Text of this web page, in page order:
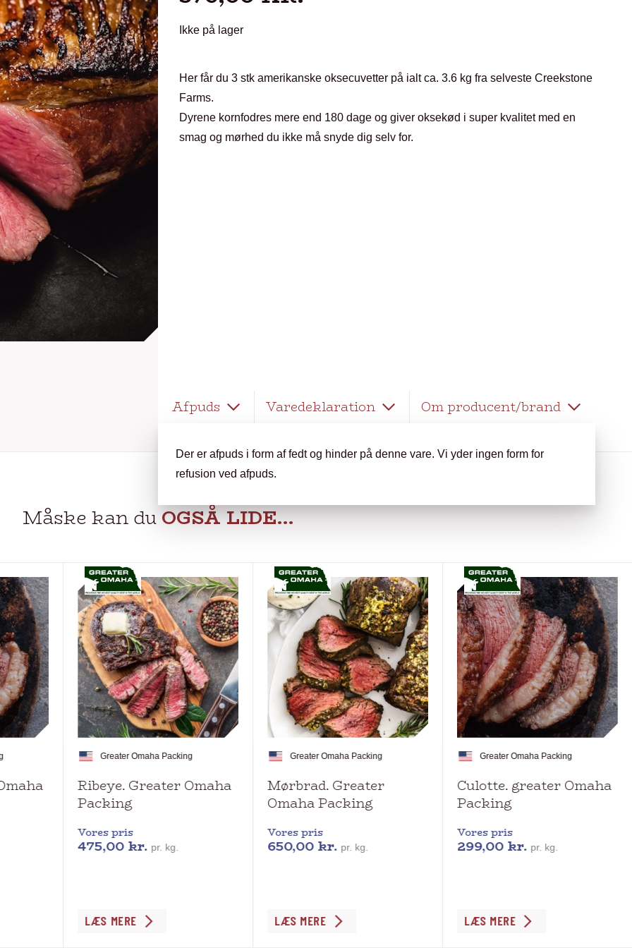
Ikke på lager
Her får du 3 stk amerikanske oksecuvetter på ialt ca. 3.6 kg fra selveste Creekstone
Farms.
Dyrene kornfodres mere end 180 dage og giver oksekød i super kvalitet med en
smag og mørhed du ikke må snyde dig selv for.
Afpuds Varedeklaration Om producent/brand
Der er afpuds i form af fedt og hinder på denne vare. Vi yder ingen form for
refusion ved afpuds.
Måske kan duOGSÅ LIDE…
Greater Omaha Packing
Ribeye. Greater Omaha
Packing
Vores pris
475,00 kr. pr. kg.
Dette
LÆS MERE
Greater Omaha Packing
Mørbrad. Greater
Omaha Packing
Vores pris
650,00 kr. pr. kg.
Dette
LÆS MERE
Greater Omaha Packing
Culotte. greater Omaha
Packing
Vores pris
299,00 kr. pr. kg.
Dette
LÆS MERE